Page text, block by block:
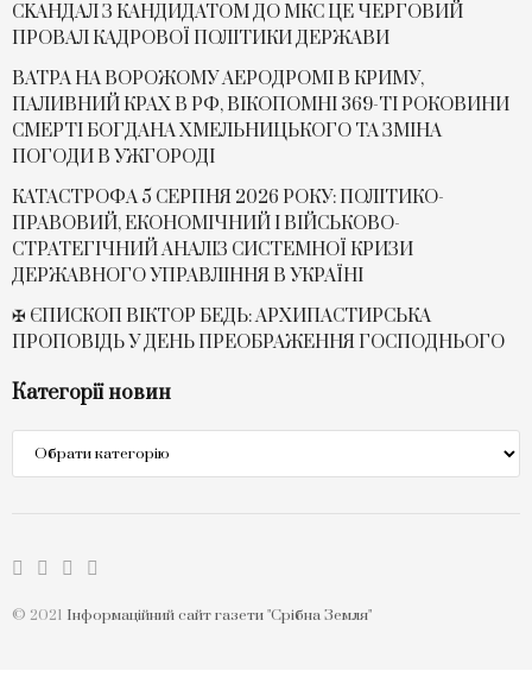
СKАНДАЛ З КАНДИДАТОМ ДО МКС ЦЕ ЧЕРГОВИЙ
ПРОВАЛ КАДРОВОЇ ПОЛІТИКИ ДЕРЖАВИ
ВАТРА НА ВОРОЖОМУ АЕРОДРОМІ В КРИМУ,
ПАЛИВНИЙ КРАХ В РФ, ВІКОПОМНІ 369-ТІ РОКОВИНИ
СМЕРТІ БОГДАНА ХМЕЛЬНИЦЬКОГО ТА ЗМІНА
ПОГОДИ В УЖГОРОДІ
КАТАСТРОФА 5 СЕРПНЯ 2026 РОКУ: ПОЛІТИКО-
ПРАВОВИЙ, ЕКОНОМІЧНИЙ І ВІЙСЬКОВО-
СТРАТЕГІЧНИЙ АНАЛІЗ СИСТЕМНОЇ КРИЗИ
ДЕРЖАВНОГО УПРАВЛІННЯ В УКРАЇНІ
✠ ЄПИСКОП ВІКТОР БЕДЬ: АРХИПАСТИРСЬКА
ПРОПОВІДЬ У ДЕНЬ ПРЕОБРАЖЕННЯ ГОСПОДНЬОГО
Категорії новин
новин
© 2021 Інформаційний сайт газети "Срібна Земля"